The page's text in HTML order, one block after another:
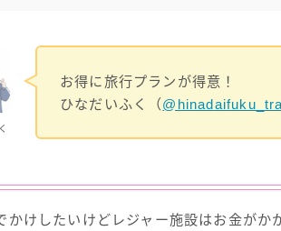
お得に旅行プランが得意！
ひなだいふく（
かけしたいけどレジャー施設はお金がか